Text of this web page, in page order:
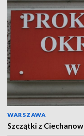
WARSZAWA
Szczątki z